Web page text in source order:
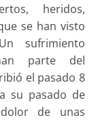
heridos,
se han visto
sufrimiento
parte del
el pasado 8
su pasado de
de unas